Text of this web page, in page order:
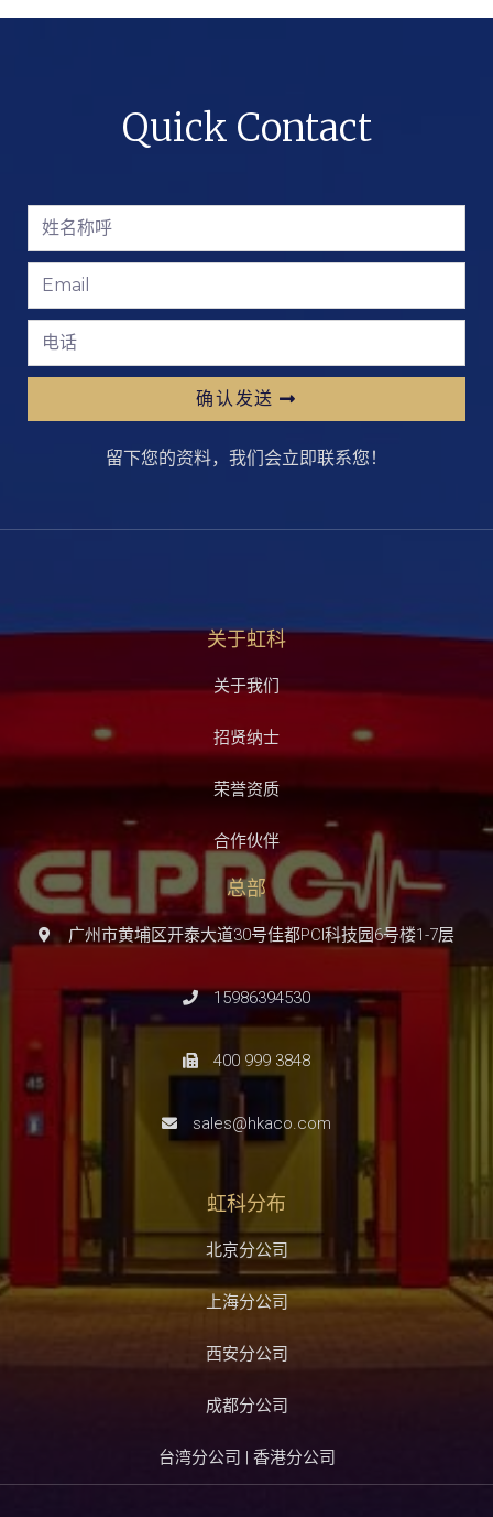
Quick Contact
确认发送
留下您的资料，我们会立即联系您！
关于虹科
关于我们
招贤纳士
荣誉资质
合作伙伴
总部
广州市黄埔区开泰大道30号佳都PCI科技园6号楼1-7层
15986394530
400 999 3848
sales@hkaco.com
虹科分布
北京分公司
上海分公司
西安分公司
成都分公司
台湾分公司 | 香港分公司